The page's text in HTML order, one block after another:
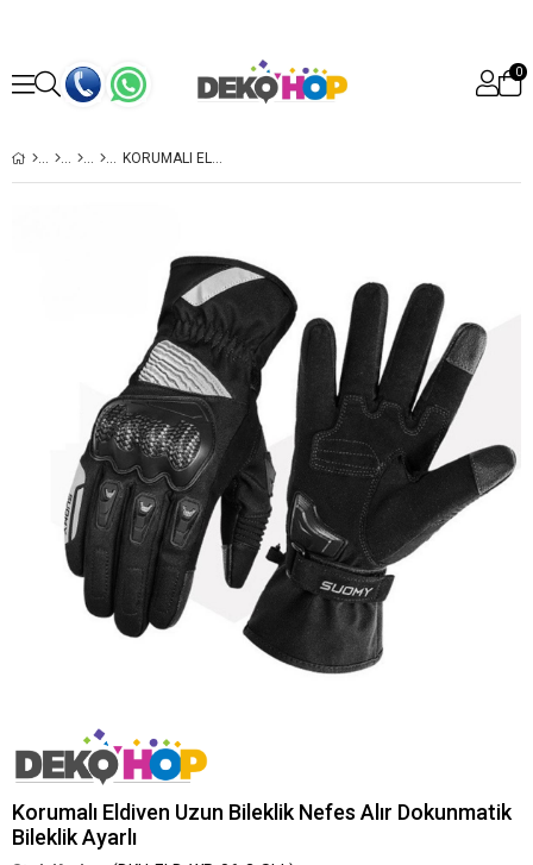
0
KORUMALI ELDIVEN UZUN BILEKLIK NEFES ALIR DOKUNMATIK BILEKLIK AYARLI
Korumalı Eldiven Uzun Bileklik Nefes Alır Dokunmatik
Bileklik Ayarlı